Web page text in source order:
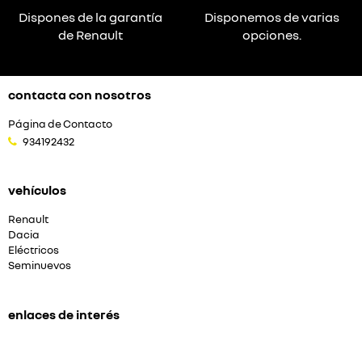
Dispones de la garantía
de Renault
Disponemos de varias
opciones.
contacta con nosotros
Página de Contacto
934192432
vehículos
Renault
Dacia
Eléctricos
Seminuevos
enlaces de interés